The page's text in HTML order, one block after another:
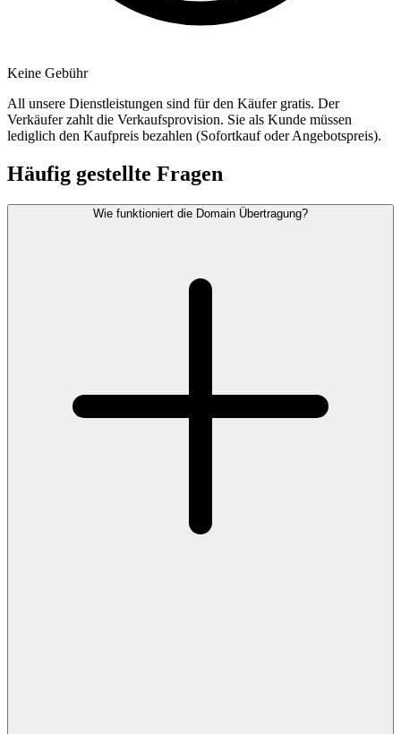
Keine Gebühr
All unsere Dienstleistungen sind für den Käufer gratis. Der
Verkäufer zahlt die Verkaufsprovision. Sie als Kunde müssen
lediglich den Kaufpreis bezahlen (Sofortkauf oder Angebotspreis).
Häufig gestellte Fragen
Wie funktioniert die Domain Übertragung?